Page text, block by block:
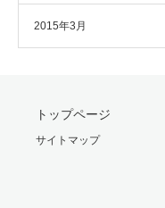
2015年3月
トップページ
サイトマップ